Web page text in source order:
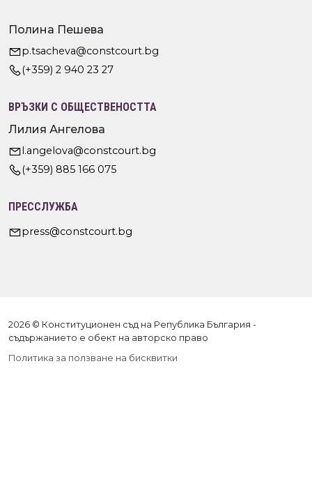
Полина Пешева
p.tsacheva@constcourt.bg
(+359) 2 940 23 27
ВРЪЗКИ С ОБЩЕСТВЕНОСТТА
Лилия Ангелова
l.angelova@constcourt.bg
(+359) 885 166 075
ПРЕССЛУЖБА
press@constcourt.bg
2026 © Конституционен съд на Република България -
съдържанието е обект на авторско право
Политика за ползване на бисквитки